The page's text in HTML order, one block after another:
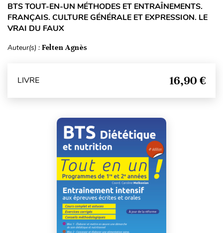
BTS TOUT-EN-UN MÉTHODES ET ENTRAÎNEMENTS.
FRANÇAIS. CULTURE GÉNÉRALE ET EXPRESSION. LE
VRAI DU FAUX
Auteur(s) : Felten Agnès
LIVRE 16,90 €